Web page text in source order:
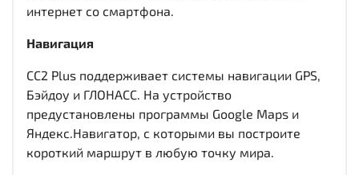
интернет со смартфона.
Навигация
CC2 Plus поддерживает системы навигации GPS,
Бэйдоу и ГЛОНАСС. На устройство
предустановлены программы Google Maps и
Яндекс.Навигатор, с которыми вы построите
короткий маршрут в любую точку мира.